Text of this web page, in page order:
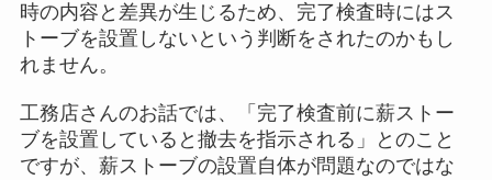
時の内容と差異が生じるため、完了検査時にはス
トーブを設置しないという判断をされたのかもし
れません。
工務店さんのお話では、「完了検査前に薪ストー
ブを設置していると撤去を指示される」とのこと
ですが、薪ストーブの設置自体が問題なのではな